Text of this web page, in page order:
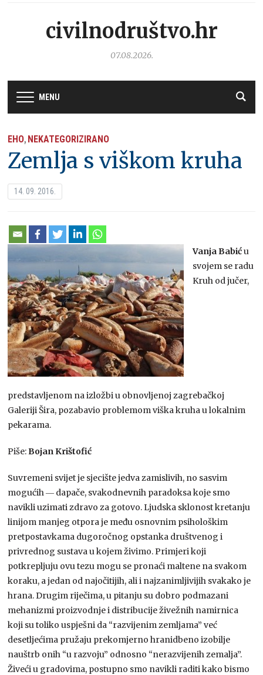
civilnodruštvo.hr
07.08.2026.
MENU
EHO, NEKATEGORIZIRANO
Zemlja s viškom kruha
14. 09. 2016.
Vanja Babiću
svojem se radu
Kruh od jučer,
predstavljenom na izložbi u obnovljenoj zagrebačkoj
Galeriji Šira, pozabavio problemom viška kruha u lokalnim
pekarama.
Piše:Bojan Krištofić
Suvremeni svijet je sjecište jedva zamislivih, no sasvim
mogućih ― dapače, svakodnevnih paradoksa koje smo
navikli uzimati zdravo za gotovo. Ljudska sklonost kretanju
linijom manjeg otpora je među osnovnim psihološkim
pretpostavkama dugoročnog opstanka društvenog i
privrednog sustava u kojem živimo. Primjeri koji
potkrepljuju ovu tezu mogu se pronaći maltene na svakom
koraku, a jedan od najočitijih, ali i najzanimljivijih svakako je
hrana. Drugim riječima, u pitanju su dobro podmazani
mehanizmi proizvodnje i distribucije živežnih namirnica
koji su toliko uspješni da “razvijenim zemljama” već
desetljećima pružaju prekomjerno hranidbeno izobilje
nauštrb onih “u razvoju” odnosno “nerazvijenih zemalja”.
Živeći u gradovima, postupno smo navikli raditi kako bismo